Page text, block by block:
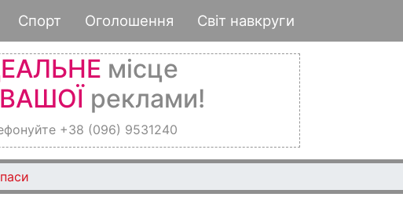
Спорт Оголошення Світ навкруги
місце
ВАШОЇ реклами!
+38 (096) 9531240